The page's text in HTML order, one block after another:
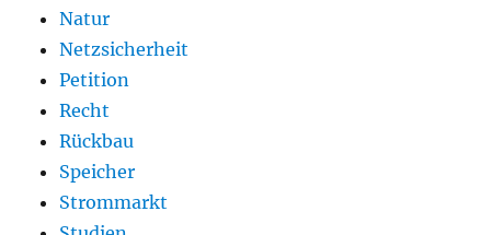
Natur
Netzsicherheit
Petition
Recht
Rückbau
Speicher
Strommarkt